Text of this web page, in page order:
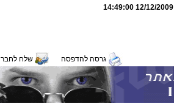
12/12/2009 14:49:00
גרסה להדפסה שלח לחבר